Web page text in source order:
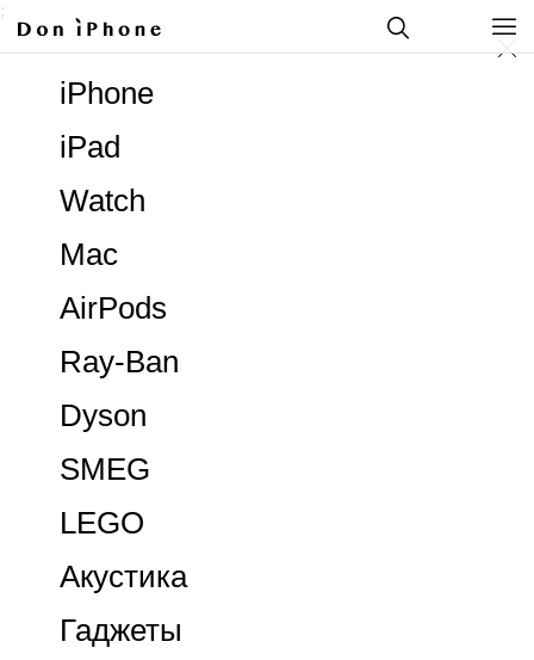
;
Гаджеты
Акустика
Dyson
AirPods
Ray-Ban
LEGO
SMEG
Mac
Watch
iPad
iPhone